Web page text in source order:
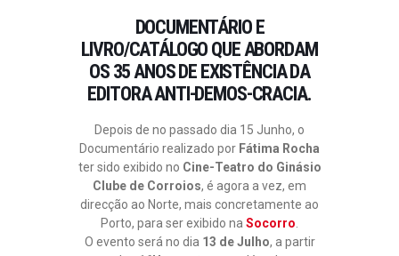
DOCUMENTÁRIO E
LIVRO/CATÁLOGO QUE ABORDAM
OS 35 ANOS DE EXISTÊNCIA DA
EDITORA ANTI-DEMOS-CRACIA.
Depois de no passado dia 15 Junho, o
Documentário realizado por Fátima Rocha
ter sido exibido no Cine-Teatro do Ginásio
Clube de Corroios, é agora a vez, em
direcção ao Norte, mais concretamente ao
Porto, para ser exibido naSocorro.
O evento será no dia 13 de Julho, a partir